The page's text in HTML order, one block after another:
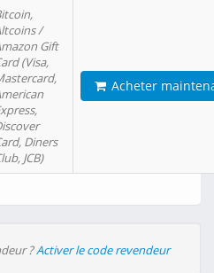
/
Gift
(Visa,
Diners
JCB)
Acheter
?Activer le code revendeur